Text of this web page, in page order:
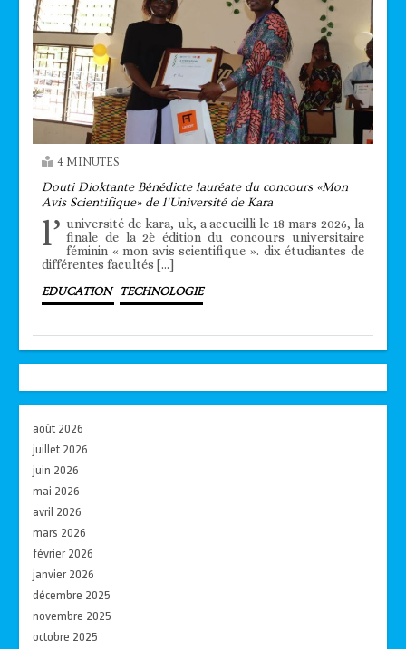
4 MINUTES
Douti Dioktante Bénédicte lauréate du concours «Mon
Avis Scientifique» de l’Université de Kara
l’ université de kara, uk, a accueilli le 18 mars 2026, la
finale de la 2è édition du concours universitaire
féminin « mon avis scientifique ». dix étudiantes de
différentes facultés […]
EDUCATION TECHNOLOGIE
août 2026
juillet 2026
juin 2026
mai 2026
avril 2026
mars 2026
février 2026
janvier 2026
décembre 2025
novembre 2025
octobre 2025